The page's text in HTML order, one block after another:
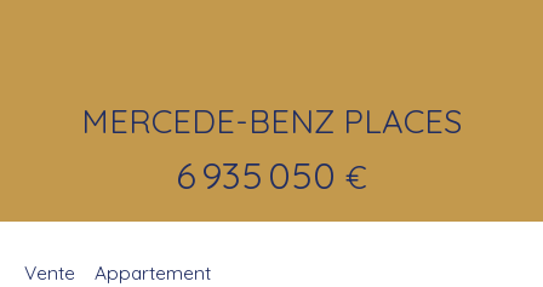
MERCEDE-BENZ PLACES
6 935 050 €
Vente
Appartement